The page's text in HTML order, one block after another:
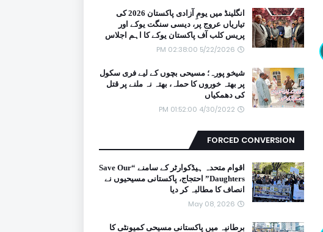
انگلینڈ میں یومِ آزادی پاکستان 2026 کی
تیاریاں عروج پر، دیسی سنگت یوکے اور
پریس کلب آف پاکستان یوکے کا اہم اجلاس
5/22/2026 02:38:00 PM
شیخو پورہ؛ مسیحی بچوں کے لیے فری سکول
پر بھتہ خوروں کا حملہ، بھتہ نہ ملنے پر قتل
کی دھمکیاں
4/30/2022 01:52:00 PM
FORCED CONVERSION
اقوام متحدہ ہیڈکوارٹر کے سامنے “Save Our
Daughters” احتجاج، پاکستانی مسیحیوں نے
انصاف کا مطالبہ کر دیا
May 08, 2026
برطانیہ میں پاکستانی مسیحی کمیونٹی کا